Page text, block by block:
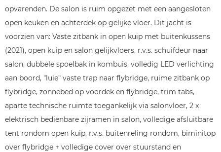
opvarenden. De salon is ruim opgezet met een aangesloten
open keuken en achterdek op gelijke vloer. Dit jacht is
voorzien van: Vaste zitbank in open kuip met buitenkussens
(2021), open kuip en salon gelijkvloers, r.v.s. schuifdeur naar
salon, dubbele spoelbak in kombuis, volledig LED verlichting
aan boord, "luie" vaste trap naar flybridge, ruime zitbank op
flybridge, zonnebed op voordek en flybridge, trim tabs,
aparte technische ruimte toegankelijk via salonvloer, 2 x
elektrisch bedienbare zijramen in salon, volledige afsluitbare
tent rondom open kuip, r.v.s. buitenreling rondom, biminitop
over flybridge + volledige cover over stuurstand en